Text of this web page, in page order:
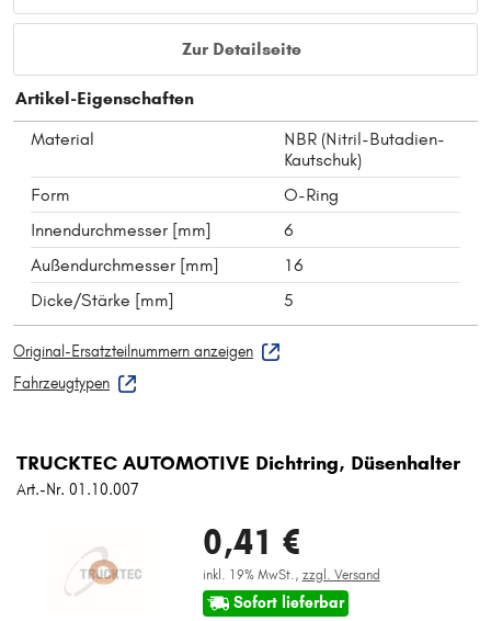
Zur Detailseite
Artikel-Eigenschaften
Material
NBR (Nitril-Butadien-
Kautschuk)
Form
O-Ring
Innendurchmesser [mm]
6
Außendurchmesser [mm]
16
Dicke/Stärke [mm]
5
Original-Ersatzteilnummern anzeigen
Fahrzeugtypen
TRUCKTEC AUTOMOTIVE Dichtring, Düsenhalter
Art.-Nr. 01.10.007
0,41 €
inkl. 19% MwSt., zzgl. Versand
Sofort lieferbar